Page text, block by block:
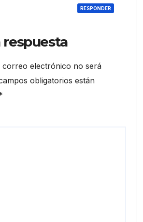
RESPONDER
respuesta
correo electrónico no será
obligatorios están